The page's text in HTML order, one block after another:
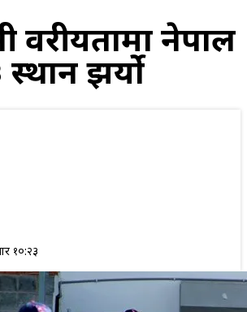
वरीयतामा नेपाल
स्थान झर्यो
१०:२३